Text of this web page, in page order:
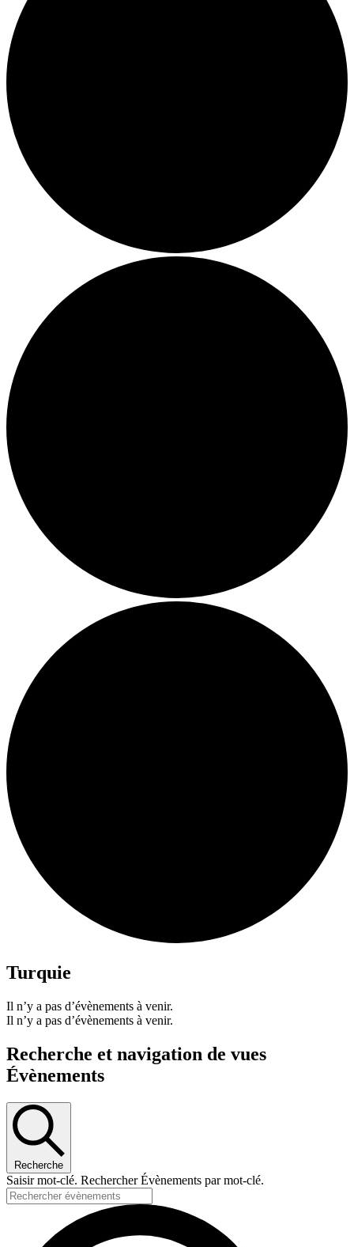
Turquie
Il n’y a pas d’évènements à venir.
Il n’y a pas d’évènements à venir.
Recherche et navigation de vues
Évènements
Recherche
Saisir mot-clé. Rechercher Évènements par mot-clé.